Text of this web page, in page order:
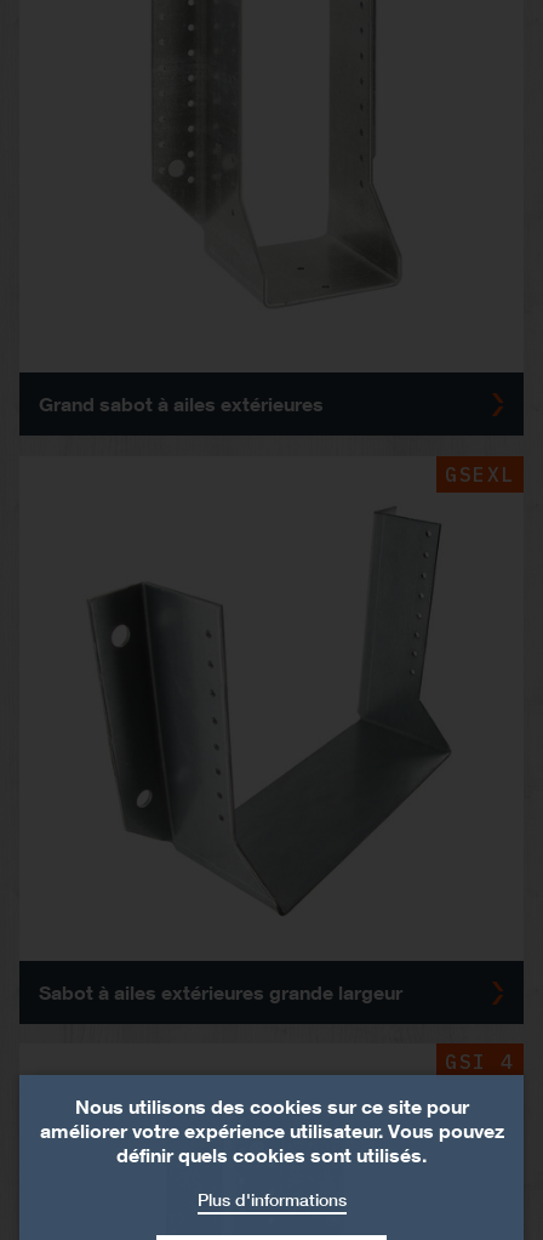
Grand sabot à ailes extérieures
GSEXL
Sabot à ailes extérieures grande largeur
GSI 4
Nous utilisons des cookies sur ce site pour
améliorer votre expérience utilisateur. Vous pouvez
définir quels cookies sont utilisés.
Plus d'informations